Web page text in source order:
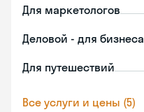
Для маркетологов
Деловой - для бизнеса
Для путешествий
Все услуги и цены (5)